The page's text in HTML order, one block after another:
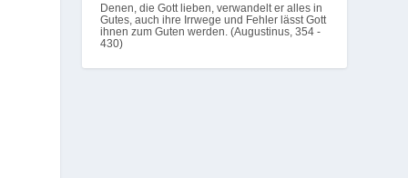
Denen, die Gott lieben, verwandelt er alles in
Gutes, auch ihre Irrwege und Fehler lässt Gott
ihnen zum Guten werden. (Augustinus, 354 -
430)